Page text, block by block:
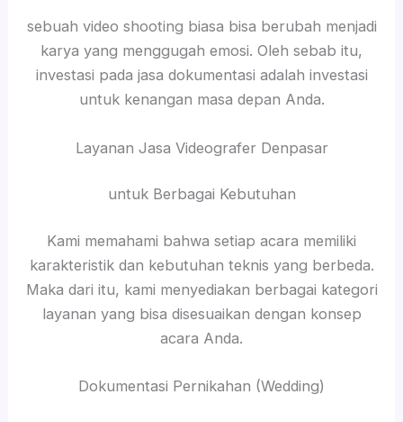
sebuah video shooting biasa bisa berubah menjadi
karya yang menggugah emosi. Oleh sebab itu,
investasi pada jasa dokumentasi adalah investasi
untuk kenangan masa depan Anda.
Layanan Jasa Videografer Denpasar
untuk Berbagai Kebutuhan
Kami memahami bahwa setiap acara memiliki
karakteristik dan kebutuhan teknis yang berbeda.
Maka dari itu, kami menyediakan berbagai kategori
layanan yang bisa disesuaikan dengan konsep
acara Anda.
Dokumentasi Pernikahan (Wedding)